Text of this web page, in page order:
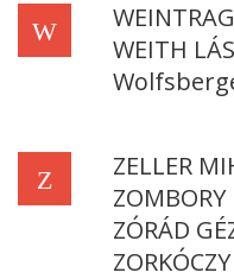
W
WEITH
Z
ZELLER
ZOMBORY
ZÓRÁD